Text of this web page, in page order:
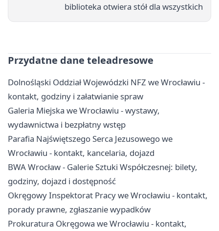
biblioteka otwiera stół dla wszystkich
Przydatne dane teleadresowe
Dolnośląski Oddział Wojewódzki NFZ we Wrocławiu -
kontakt, godziny i załatwianie spraw
Galeria Miejska we Wrocławiu - wystawy,
wydawnictwa i bezpłatny wstęp
Parafia Najświętszego Serca Jezusowego we
Wrocławiu - kontakt, kancelaria, dojazd
BWA Wrocław - Galerie Sztuki Współczesnej: bilety,
godziny, dojazd i dostępność
Okręgowy Inspektorat Pracy we Wrocławiu - kontakt,
porady prawne, zgłaszanie wypadków
Prokuratura Okręgowa we Wrocławiu - kontakt,